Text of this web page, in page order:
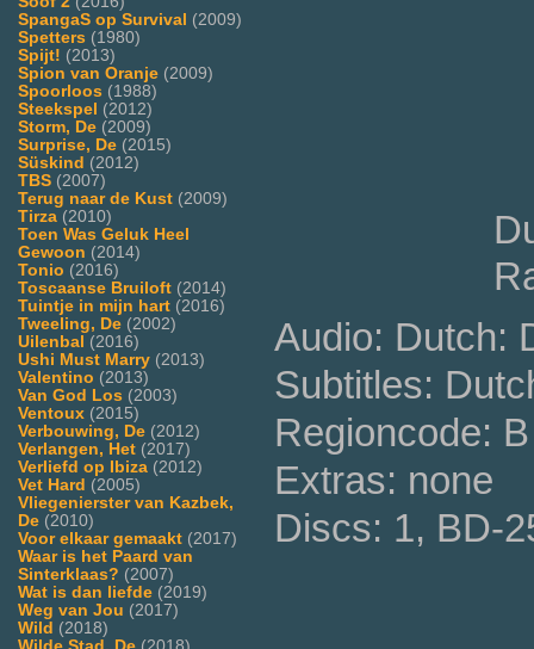
SpangaS op Survival (2009)
Spetters (1980)
Spijt! (2013)
Spion van Oranje (2009)
Spoorloos (1988)
Steekspel (2012)
Storm, De (2009)
Surprise, De (2015)
Süskind (2012)
TBS (2007)
Terug naar de Kust (2009)
Tirza (2010)
Toen Was Geluk Heel
Gewoon (2014)
Tonio (2016)
Toscaanse Bruiloft (2014)
Tuintje in mijn hart (2016)
Tweeling, De (2002)
Uilenbal (2016)
Ushi Must Marry (2013)
Valentino (2013)
Van God Los (2003)
Ventoux (2015)
Verbouwing, De (2012)
Verlangen, Het (2017)
Verliefd op Ibiza (2012)
Vet Hard (2005)
Vliegenierster van Kazbek,
De (2010)
Voor elkaar gemaakt (2017)
Waar is het Paard van
Sinterklaas? (2007)
Wat is dan liefde (2019)
Weg van Jou (2017)
Wild (2018)
Audio: Dutch:
Subtitles:
Regioncode:
Extras: none
Discs: 1, BD-